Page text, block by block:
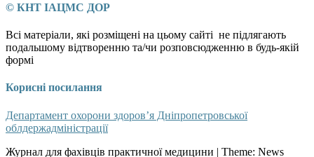
© КНТ ІАЦМС ДОР
Всі матеріали, які розміщені на цьому сайті не підлягають
подальшому відтворенню та/чи розповсюдженню в будь-якій
формі
Корисні посилання
Департамент охорони здоров’я Дніпропетровської
облдержадміністрації
Журнал для фахівців практичної медицини | Theme: News